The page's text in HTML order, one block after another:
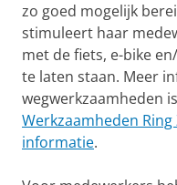
zo goed mogelijk
stimuleert haar
met de fiets, e-bike
te laten staan. Meer
wegwerkzaamheden
Werkzaamheden Ring
informatie.